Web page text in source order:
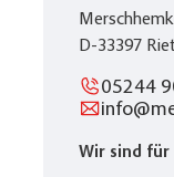
D-33397
05244
Wir sind für